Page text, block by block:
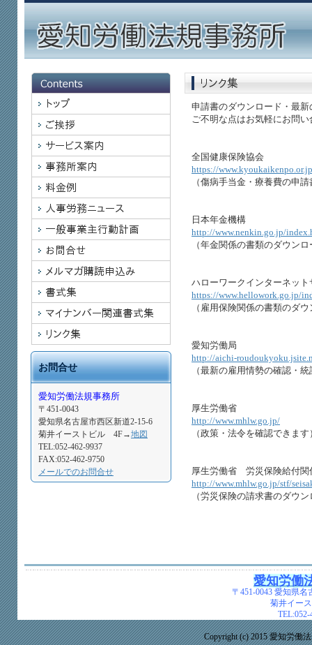
申請書のダウンロード・最
ご不明な点はお気軽にお問
全国健康保険協会
https://
（傷病手当金・療養費の申
日本年金機構
http://www.nenkin.go.jp/
（年金関係の書類のダウン
ハローワークインターネット
https://www.hellowork.go.jp/
（雇用保険関係の書類のダ
愛知労働局
http://aichi-
（最新の雇用情勢の確認・
厚生労働省
http://www.mhlw.go.jp/
（政策・法令を確認できま
厚生労働省 労災保険給付関
http://www.mhlw.go.jp/stf/
（労災保険の請求書のダウ
お問合せ
愛知労働法規事務所
〒451-0043
愛知県名古屋市西区新道2-15-6
菊井イーストビル 4F→地図
TEL:052-462-9937
FAX:052-462-9750
メールでのお問合せ
愛知労働
〒451-0043 愛知県名
菊井イー
TEL:052-
Copyright (c) 2015 愛知労働